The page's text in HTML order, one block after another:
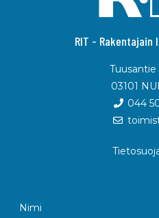
RIT -
Tuusantie
03101
044
Nimi